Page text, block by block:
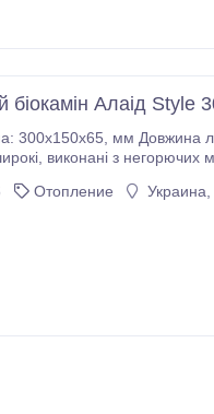
біокамін Алаід Style
1500 Ватт Вузький паливний блок розроблений як
• Виготовляється з високоякісної
Отопление Украина,